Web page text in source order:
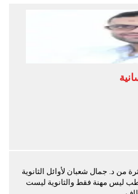
من د. جمال شعبان لأوائل الثانوية
ليس مهنة فقط والثانوية ليست